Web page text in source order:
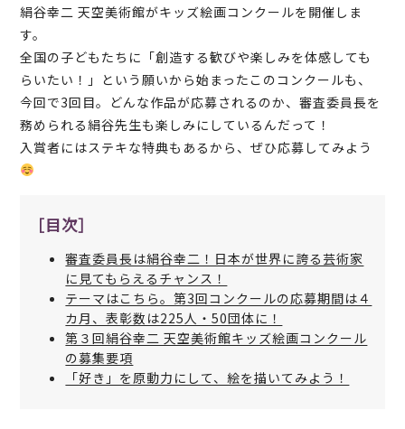
b
o
o
k
絹谷幸二 天空美術館がキッズ絵画コンクールを開催しま
す。
全国の子どもたちに「創造する歓びや楽しみを体感しても
らいたい！」という願いから始まったこのコンクールも、
今回で3回目。どんな作品が応募されるのか、審査委員長を
務められる絹谷先生も楽しみにしているんだって！
入賞者にはステキな特典もあるから、ぜひ応募してみよう
［目次］
審査委員長は絹谷幸二！日本が世界に誇る芸術家
に見てもらえるチャンス！
テーマはこちら。第3回コンクールの応募期間は４
カ月、表彰数は225人・50団体に！
第３回絹谷幸二 天空美術館キッズ絵画コンクール
の募集要項
「好き」を原動力にして、絵を描いてみよう！